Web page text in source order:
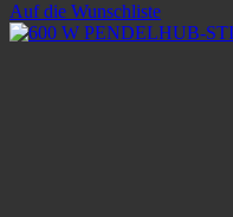
Auf die Wunschliste